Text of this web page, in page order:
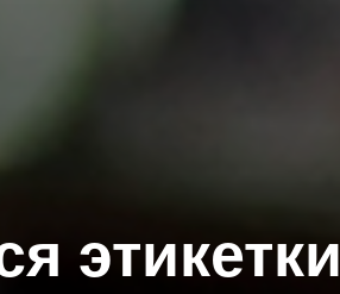
этикетки